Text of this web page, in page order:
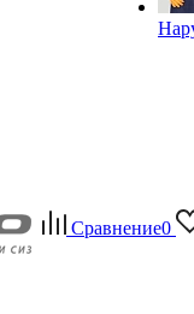
Сравнение0